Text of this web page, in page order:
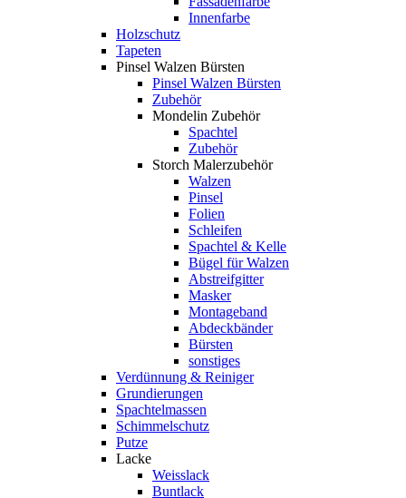
Innenfarbe
Holzschutz
Tapeten
Pinsel Walzen Bürsten
Pinsel Walzen Bürsten
Zubehör
Mondelin Zubehör
Spachtel
Zubehör
Storch Malerzubehör
Walzen
Pinsel
Folien
Schleifen
Spachtel & Kelle
Bügel für Walzen
Abstreifgitter
Masker
Montageband
Abdeckbänder
Bürsten
sonstiges
Verdünnung & Reiniger
Grundierungen
Spachtelmassen
Schimmelschutz
Putze
Lacke
Weisslack
Buntlack